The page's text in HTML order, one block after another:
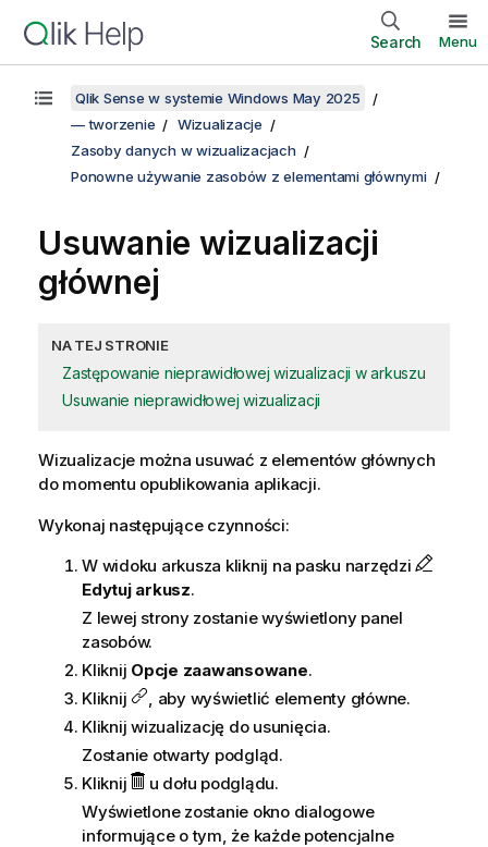
Search Menu
Qlik Sense w systemie Windows May 2025
— tworzenie
Wizualizacje
Zasoby danych w wizualizacjach
Ponowne używanie zasobów z elementami głównymi
Usuwanie wizualizacji
głównej
NA TEJ STRONIE
Zastępowanie nieprawidłowej wizualizacji w arkuszu
Usuwanie nieprawidłowej wizualizacji
Wizualizacje można usuwać z elementów głównych
do momentu opublikowania aplikacji.
Wykonaj następujące czynności:
W widoku arkusza kliknij na pasku narzędzi
Edytuj arkusz.
Z lewej strony zostanie wyświetlony panel
zasobów.
Kliknij Opcje zaawansowane.
Kliknij
, aby wyświetlić elementy główne.
Kliknij wizualizację do usunięcia.
Zostanie otwarty podgląd.
Kliknij
u dołu podglądu.
Wyświetlone zostanie okno dialogowe
informujące o tym, że każde potencjalne